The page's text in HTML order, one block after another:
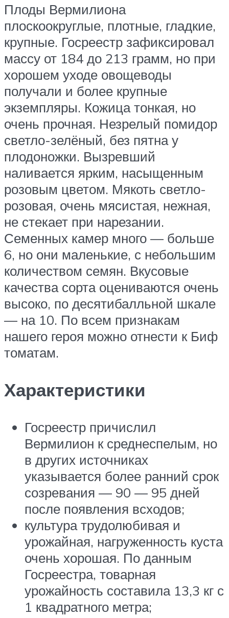
Плоды Вермилиона
плоскоокруглые, плотные, гладкие,
крупные. Госреестр зафиксировал
массу от 184 до 213 грамм, но при
хорошем уходе овощеводы
получали и более крупные
экземпляры. Кожица тонкая, но
очень прочная. Незрелый помидор
светло-зелёный, без пятна у
плодоножки. Вызревший
наливается ярким, насыщенным
розовым цветом. Мякоть светло-
розовая, очень мясистая, нежная,
не стекает при нарезании.
Семенных камер много — больше
6, но они маленькие, с небольшим
количеством семян. Вкусовые
качества сорта оцениваются очень
высоко, по десятибалльной шкале
— на 10. По всем признакам
нашего героя можно отнести к Биф
томатам.
Характеристики
Госреестр причислил
Вермилион к среднеспелым, но
в других источниках
указывается более ранний срок
созревания — 90 — 95 дней
после появления всходов;
культура трудолюбивая и
урожайная, нагруженность куста
очень хорошая. По данным
Госреестра, товарная
урожайность составила 13,3 кг с
1 квадратного метра;